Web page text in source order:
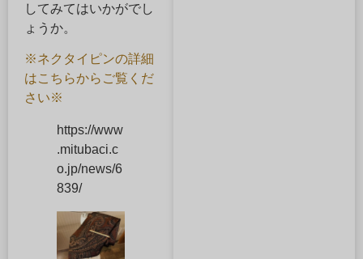
してみてはいかがでし
ょうか。
※ネクタイピンの詳細
はこちらからご覧くだ
さい※
https://www
.mitubaci.c
o.jp/news/6
839/